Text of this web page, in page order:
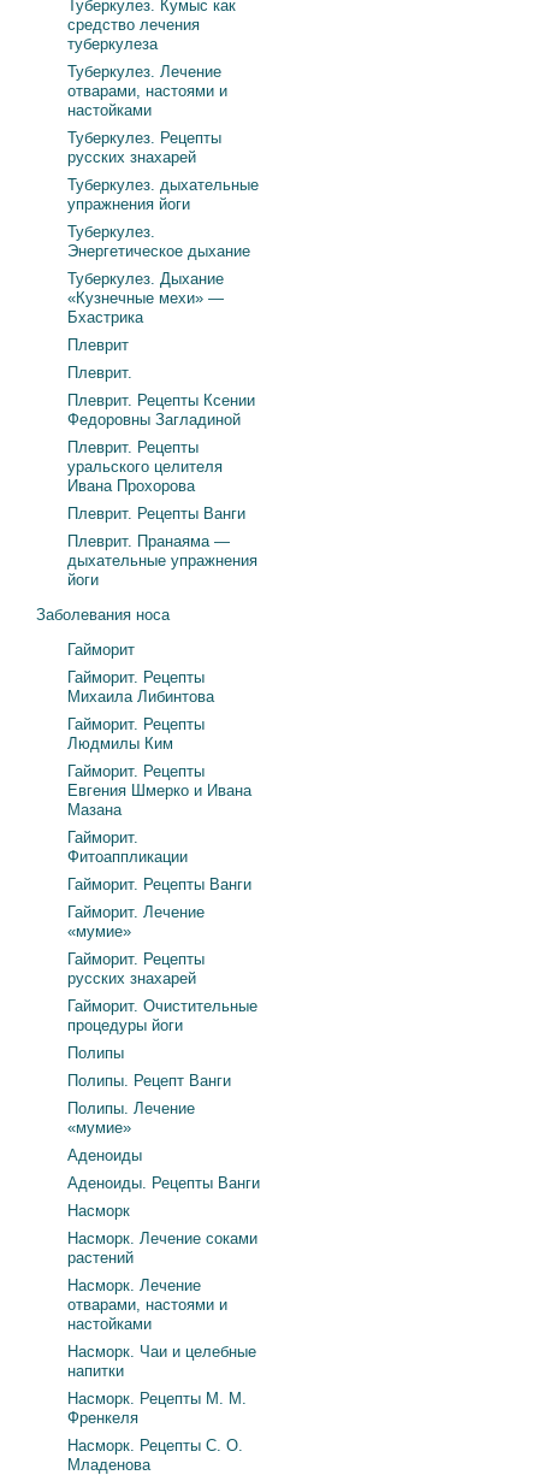
Туберкулез. Кумыс как
средство лечения
туберкулеза
Туберкулез. Лечение
отварами, настоями и
настойками
Туберкулез. Рецепты
русских знахарей
Туберкулез. дыхательные
упражнения йоги
Туберкулез.
Энергетическое дыхание
Туберкулез. Дыхание
«Кузнечные мехи» —
Бхастрика
Плеврит
Плеврит.
Плеврит. Рецепты Ксении
Федоровны Загладиной
Плеврит. Рецепты
уральского целителя
Ивана Прохорова
Плеврит. Рецепты Ванги
Плеврит. Пранаяма —
дыхательные упражнения
йоги
Заболевания носа
Гайморит
Гайморит. Рецепты
Михаила Либинтова
Гайморит. Рецепты
Людмилы Ким
Гайморит. Рецепты
Евгения Шмерко и Ивана
Мазана
Гайморит.
Фитоаппликации
Гайморит. Рецепты Ванги
Гайморит. Лечение
«мумие»
Гайморит. Рецепты
русских знахарей
Гайморит. Очистительные
процедуры йоги
Полипы
Полипы. Рецепт Ванги
Полипы. Лечение
«мумие»
Аденоиды
Аденоиды. Рецепты Ванги
Насморк
Насморк. Лечение соками
растений
Насморк. Лечение
отварами, настоями и
настойками
Насморк. Чаи и целебные
напитки
Насморк. Рецепты М. М.
Френкеля
Насморк. Рецепты С. О.
Младенова